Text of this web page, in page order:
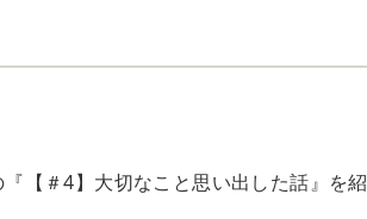
＃4】大切なこと思い出した話』を紹